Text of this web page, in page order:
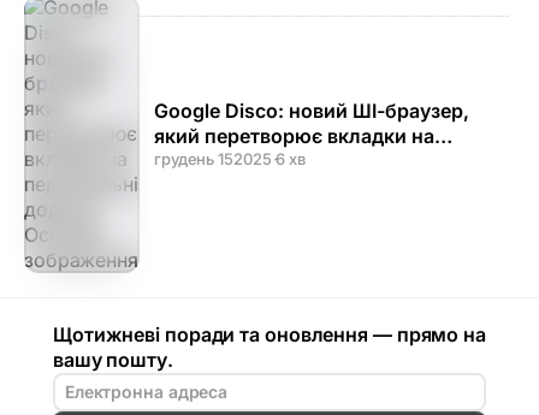
Google Disco: новий ШІ-браузер,
який перетворює вкладки на
персональні додатки
грудень 152025·6 хв
Щотижневі поради та оновлення — прямо на
вашу пошту.